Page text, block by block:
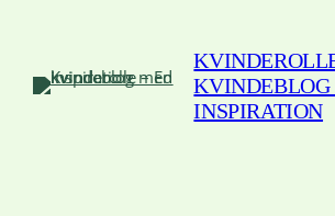
indhold
KVINDEBLOG
INSPIRATION